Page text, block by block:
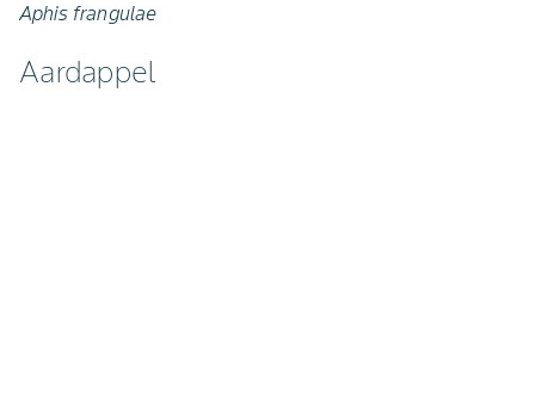
Aphis frangulae
Aardappel